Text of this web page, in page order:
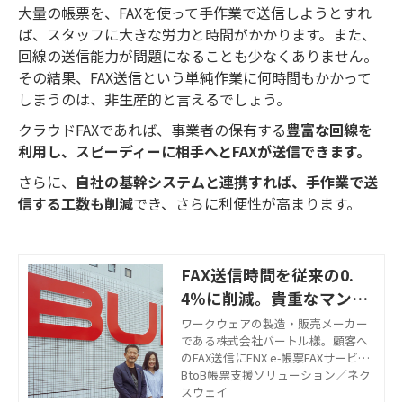
大量の帳票を、FAXを使って手作業で送信しようとすれ
ば、スタッフに大きな労力と時間がかかります。また、
回線の送信能力が問題になることも少なくありません。
その結果、FAX送信という単純作業に何時間もかかって
しまうのは、非生産的と言えるでしょう。
クラウドFAXであれば、事業者の保有する豊富な回線を
利用し、スピーディーに相手へとFAXが送信できます。
さらに、 自社の基幹システムと連携すれば、手作業で送
信する工数も削減でき、さらに利便性が高まります。
FAX送信時間を従来の0.
4％に削減。貴重なマンパ
ワーの効果的活用と顧客満
足度の向上【株式会社バー
トル様×株式会社アクトシ
ステムズ様事例】
ワークウェアの製造・販売メーカー
である株式会社バートル樣。顧客へ
のFAX送信にFNX e-帳票FAXサービス
を採用し、FAX送信が750分から3分
と大幅削減！顧客への提案機会も生
BtoB帳票支援ソリューション／ネク
スウェイ